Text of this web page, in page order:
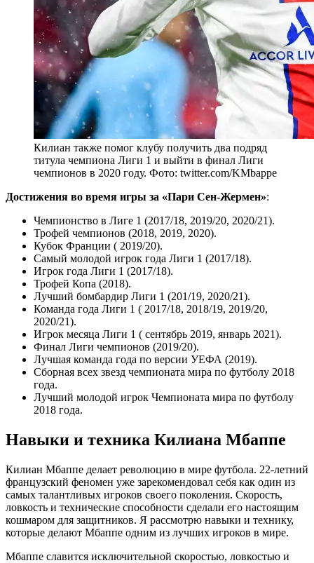
Килиан также помог клубу получить два подряд
титула чемпиона Лиги 1 и выйти в финал Лиги
чемпионов в 2020 году. Фото: twitter.com/KMbappe
Достижения во время игры за «Пари Сен-Жермен»:
Чемпионство в Лиге 1 (2017/18, 2019/20, 2020/21).
Трофей чемпионов (2018, 2019, 2020).
Кубок Франции ( 2019/20).
Самый молодой игрок года Лиги 1 (2017/18).
Игрок года Лиги 1 (2017/18).
Трофей Копа (2018).
Лучший бомбардир Лиги 1 (201/19, 2020/21).
Команда года Лиги 1 ( 2017/18, 2018/19, 2019/20,
2020/21).
Игрок месяца Лиги 1 ( сентябрь 2019, январь 2021).
Финал Лиги чемпионов (2019/20).
Лучшая команда года по версии УЕФА (2019).
Сборная всех звезд чемпионата мира по футболу 2018
года.
Лучший молодой игрок Чемпионата мира по футболу
2018 года.
Навыки и техника Килиана Мбаппе
Килиан Мбаппе делает революцию в мире футбола. 22-летний
французский феномен уже зарекомендовал себя как один из
самых талантливых игроков своего поколения. Скорость,
ловкость и технические способности сделали его настоящим
кошмаром для защитников. Я рассмотрю навыки и технику,
которые делают Мбаппе одним из лучших игроков в мире.
Мбаппе славится исключительной скоростью, ловкостью и